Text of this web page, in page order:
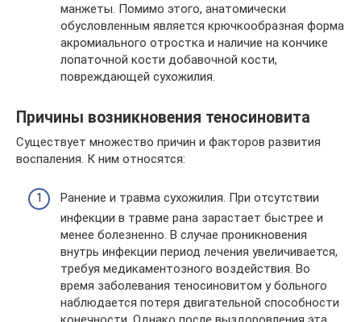
манжеты. Помимо этого, анатомически
обусловленным является крючкообразная форма
акромиального отростка и наличие на кончике
лопаточной кости добавочной кости,
повреждающей сухожилия.
Причины возникновения теносиновита
Существует множество причин и факторов развития
воспаления. К ним относятся:
Ранение и травма сухожилия. При отсутствии
инфекции в травме рана зарастает быстрее и
менее болезненно. В случае проникновения
внутрь инфекции период лечения увеличивается,
требуя медикаментозного воздействия. Во
время заболевания теносиновитом у больного
наблюдается потеря двигательной способности